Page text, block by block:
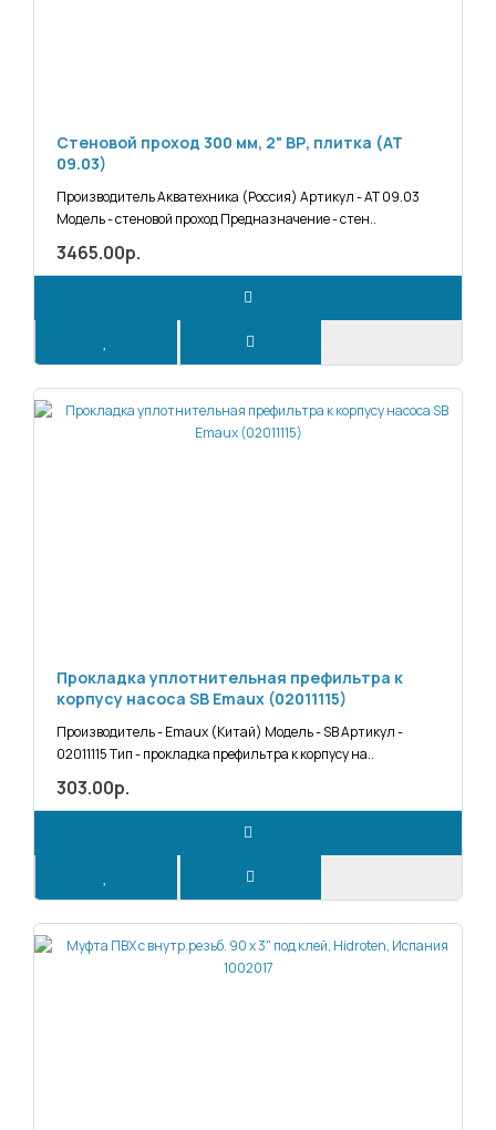
Стеновой проход 300 мм, 2" ВР, плитка (АТ
09.03)
Производитель Акватехника (Россия) Артикул - АТ 09.03
Модель - стеновой проход Предназначение - стен..
3465.00р.
Прокладка уплотнительная префильтра к
корпусу насоса SB Emaux (02011115)
Производитель - Emaux (Китай) Модель - SB Артикул -
02011115 Тип - прокладка префильтра к корпусу на..
303.00р.